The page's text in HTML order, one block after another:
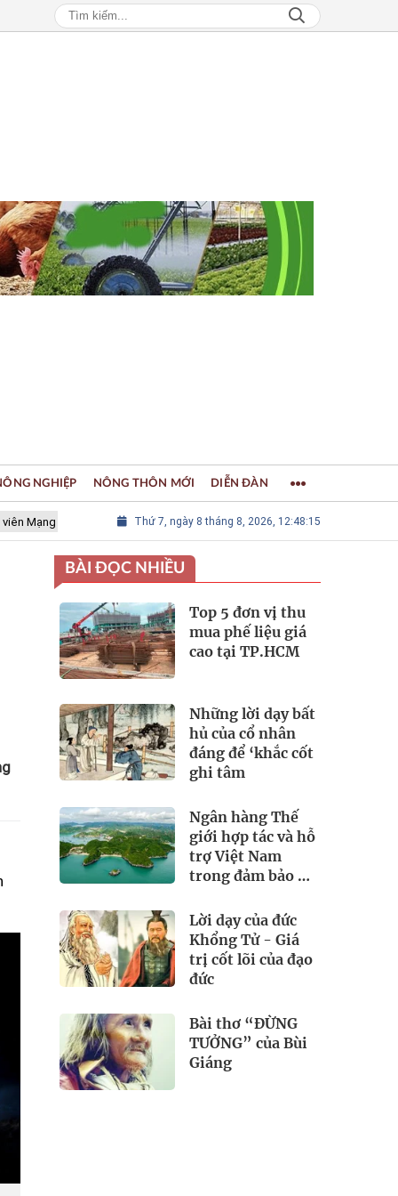
lưới các Thành phố Thủ công sáng tạo Thế giới LÀNG NGHỀ
Thứ 7, ngày 8 tháng 8, 2026, 12:48:17
NGHIỆP NÔNG THÔN MỚI DIỄN ĐÀN
BÀI ĐỌC NHIỀU
Top 5 đơn vị thu
mua phế liệu giá
cao tại TP.HCM
Những lời dạy bất
hủ của cổ nhân
đáng để ‘khắc cốt
ghi tâm
Ngân hàng Thế
giới hợp tác và hỗ
trợ Việt Nam
trong đảm bảo an
Lời dạy của đức
Khổng Tử - Giá
trị cốt lõi của đạo
đức
Bài thơ “ĐỪNG
TƯỞNG” của Bùi
Giáng